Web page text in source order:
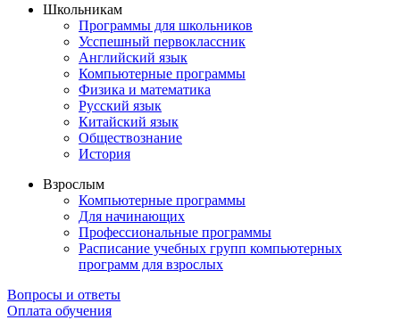
Школьникам
Программы для школьников
Усспешный первоклассник
Английский язык
Компьютерные программы
Физика и математика
Русский язык
Китайский язык
Обществознание
История
Взрослым
Компьютерные программы
Для начинающих
Профессиональные программы
Расписание учебных групп компьютерных
программ для взрослых
Вопросы и ответы
Оплата обучения